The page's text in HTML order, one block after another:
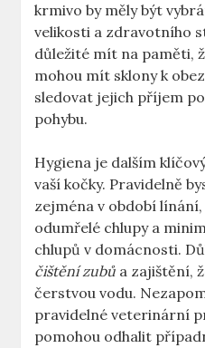
krmivo by měly být
velikosti a zdravotního
důležité mít na paměti,
mohou mít sklony k
sledovat jejich příjem
pohybu.
Hygiena je dalším
vaší kočky. Pravidelně
zejména v období
odumřelé chlupy a
chlupů v domácnosti.
čištění zubů a zajištění,
čerstvou vodu.
pravidelné veterinární
pomohou odhalit